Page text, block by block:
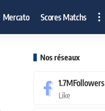
Mercato Scores Matchs
Nos réseaux
1.7MFollowers
Like